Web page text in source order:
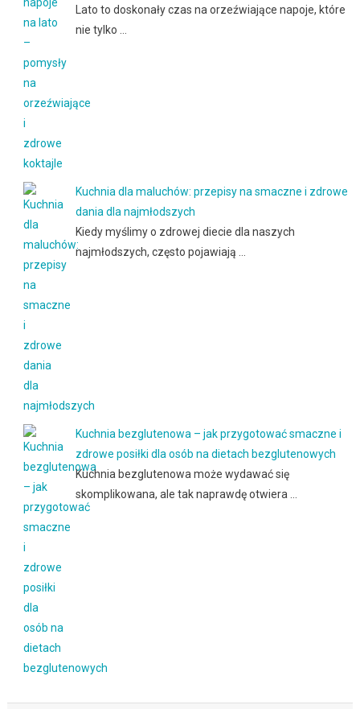
Lato to doskonały czas na orzeźwiające napoje, które
nie tylko …
Kuchnia dla maluchów: przepisy na smaczne i zdrowe
dania dla najmłodszych
Kiedy myślimy o zdrowej diecie dla naszych
najmłodszych, często pojawiają …
Kuchnia bezglutenowa – jak przygotować smaczne i
zdrowe posiłki dla osób na dietach bezglutenowych
Kuchnia bezglutenowa może wydawać się
skomplikowana, ale tak naprawdę otwiera …